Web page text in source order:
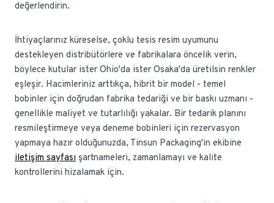
değerlendirin.
İhtiyaçlarınız küreselse, çoklu tesis resim uyumunu
destekleyen distribütörlere ve fabrikalara öncelik verin,
böylece kutular ister Ohio'da ister Osaka'da üretilsin renkler
eşleşir. Hacimleriniz arttıkça, hibrit bir model - temel
bobinler için doğrudan fabrika tedariği ve bir baskı uzmanı -
genellikle maliyet ve tutarlılığı yakalar. Bir tedarik planını
resmileştirmeye veya deneme bobinleri için rezervasyon
yapmaya hazır olduğunuzda, Tinsun Packaging'in ekibine
iletişim sayfası şartnameleri, zamanlamayı ve kalite
kontrollerini hizalamak için.